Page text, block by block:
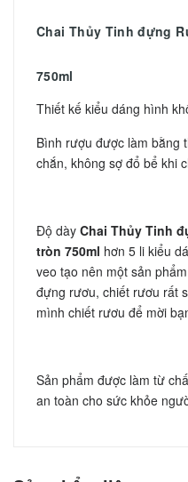
Chai Thủy Tinh đựng
750ml
Thiết kế kiểu dáng hình
Bình rượu được làm bằng
chắn, không sợ đổ bể khi
Độ dày Chai Thủy Tinh
tròn 750ml hơn 5 li kiểu
veo tạo nên một sản
đựng rươu, chiết rươu rất
mình chiết rươu để mời
Sản phẩm được làm từ
an toàn cho sức khỏe